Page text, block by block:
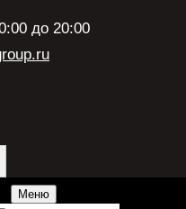
до 20:00
Меню